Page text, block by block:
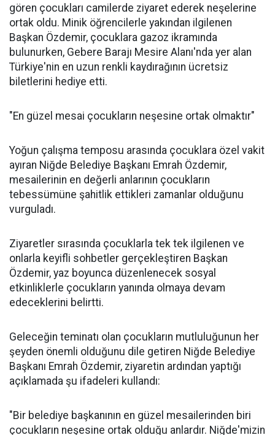
gören çocukları camilerde ziyaret ederek neşelerine
ortak oldu. Minik öğrencilerle yakından ilgilenen
Başkan Özdemir, çocuklara gazoz ikramında
bulunurken, Gebere Barajı Mesire Alanı'nda yer alan
Türkiye'nin en uzun renkli kaydırağının ücretsiz
biletlerini hediye etti.
"En güzel mesai çocukların neşesine ortak olmaktır"
Yoğun çalışma temposu arasında çocuklara özel vakit
ayıran Niğde Belediye Başkanı Emrah Özdemir,
mesailerinin en değerli anlarının çocukların
tebessümüne şahitlik ettikleri zamanlar olduğunu
vurguladı.
Ziyaretler sırasında çocuklarla tek tek ilgilenen ve
onlarla keyifli sohbetler gerçekleştiren Başkan
Özdemir, yaz boyunca düzenlenecek sosyal
etkinliklerle çocukların yanında olmaya devam
edeceklerini belirtti.
Geleceğin teminatı olan çocukların mutluluğunun her
şeyden önemli olduğunu dile getiren Niğde Belediye
Başkanı Emrah Özdemir, ziyaretin ardından yaptığı
açıklamada şu ifadeleri kullandı:
"Bir belediye başkanının en güzel mesailerinden biri
çocukların neşesine ortak olduğu anlardır. Niğde'mizin